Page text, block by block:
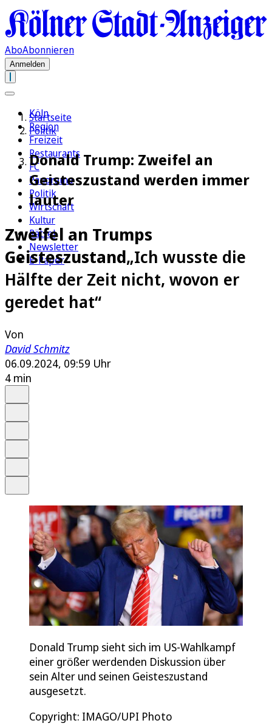
AboAbonnieren
Anmelden
Köln
Region
Freizeit
Restaurants
FC
Panorama
Politik
Wirtschaft
Kultur
Rätsel
Newsletter
E-Paper
Startseite
Politik
Donald Trump: Zweifel an
Geisteszustand werden immer
lauter
Zweifel an Trumps
Geisteszustand„Ich wusste die
Hälfte der Zeit nicht, wovon er
geredet hat“
Von
David Schmitz
06.09.2024, 09:59 Uhr
4 min
Donald Trump sieht sich im US-Wahlkampf
einer größer werdenden Diskussion über
sein Alter und seinen Geisteszustand
ausgesetzt.
Copyright: IMAGO/UPI Photo